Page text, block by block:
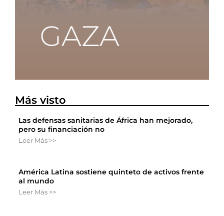
Más visto
Las defensas sanitarias de África han mejorado,
pero su financiación no
Leer Más >>
América Latina sostiene quinteto de activos frente
al mundo
Leer Más >>